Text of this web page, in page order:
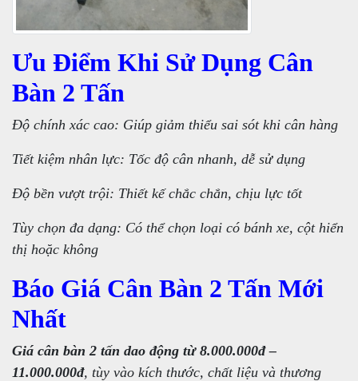
Ưu Điểm Khi Sử Dụng Cân
Bàn 2 Tấn
Độ chính xác cao: Giúp giảm thiểu sai sót khi cân hàng
Tiết kiệm nhân lực: Tốc độ cân nhanh, dễ sử dụng
Độ bền vượt trội: Thiết kế chắc chắn, chịu lực tốt
Tùy chọn đa dạng: Có thể chọn loại có bánh xe, cột hiển
thị hoặc không
Báo Giá Cân Bàn 2 Tấn Mới
Nhất
Giá cân bàn 2 tấn dao động từ 8.000.000đ –
11.000.000đ, tùy vào kích thước, chất liệu và thương